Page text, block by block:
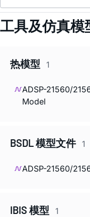
工具及仿真模
热模型 1
ADSP-21560/
Model
BSDL 模型文件 1
ADSP-21560/
IBIS 模型 1